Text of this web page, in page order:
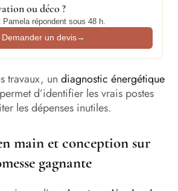
ou déco ?
répondent sous 48 h.
Demander un devis→
travaux, un diagnostic énergétique
d’identifier les vrais postes
les dépenses inutiles.
main et conception sur
gagnante